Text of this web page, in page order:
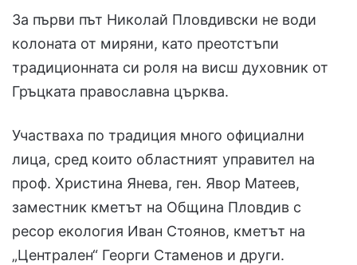
За първи път Николай Пловдивски не води
колоната от миряни, като преотстъпи
традиционната си роля на висш духовник от
Гръцката православна църква.
Участваха по традиция много официални
лица, сред които областният управител на
проф. Христина Янева, ген. Явор Матеев,
заместник кметът на Община Пловдив с
ресор екология Иван Стоянов, кметът на
„Централен“ Георги Стаменов и други.